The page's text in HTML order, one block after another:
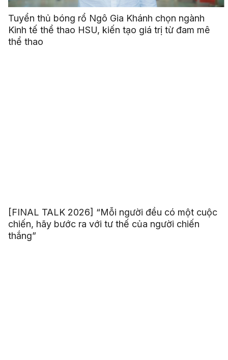
Tuyển thủ bóng rổ Ngô Gia Khánh chọn ngành
Kinh tế thể thao HSU, kiến tạo giá trị từ đam mê
thể thao
[FINAL TALK 2026] “Mỗi người đều có một cuộc
chiến, hãy bước ra với tư thế của người chiến
thắng”